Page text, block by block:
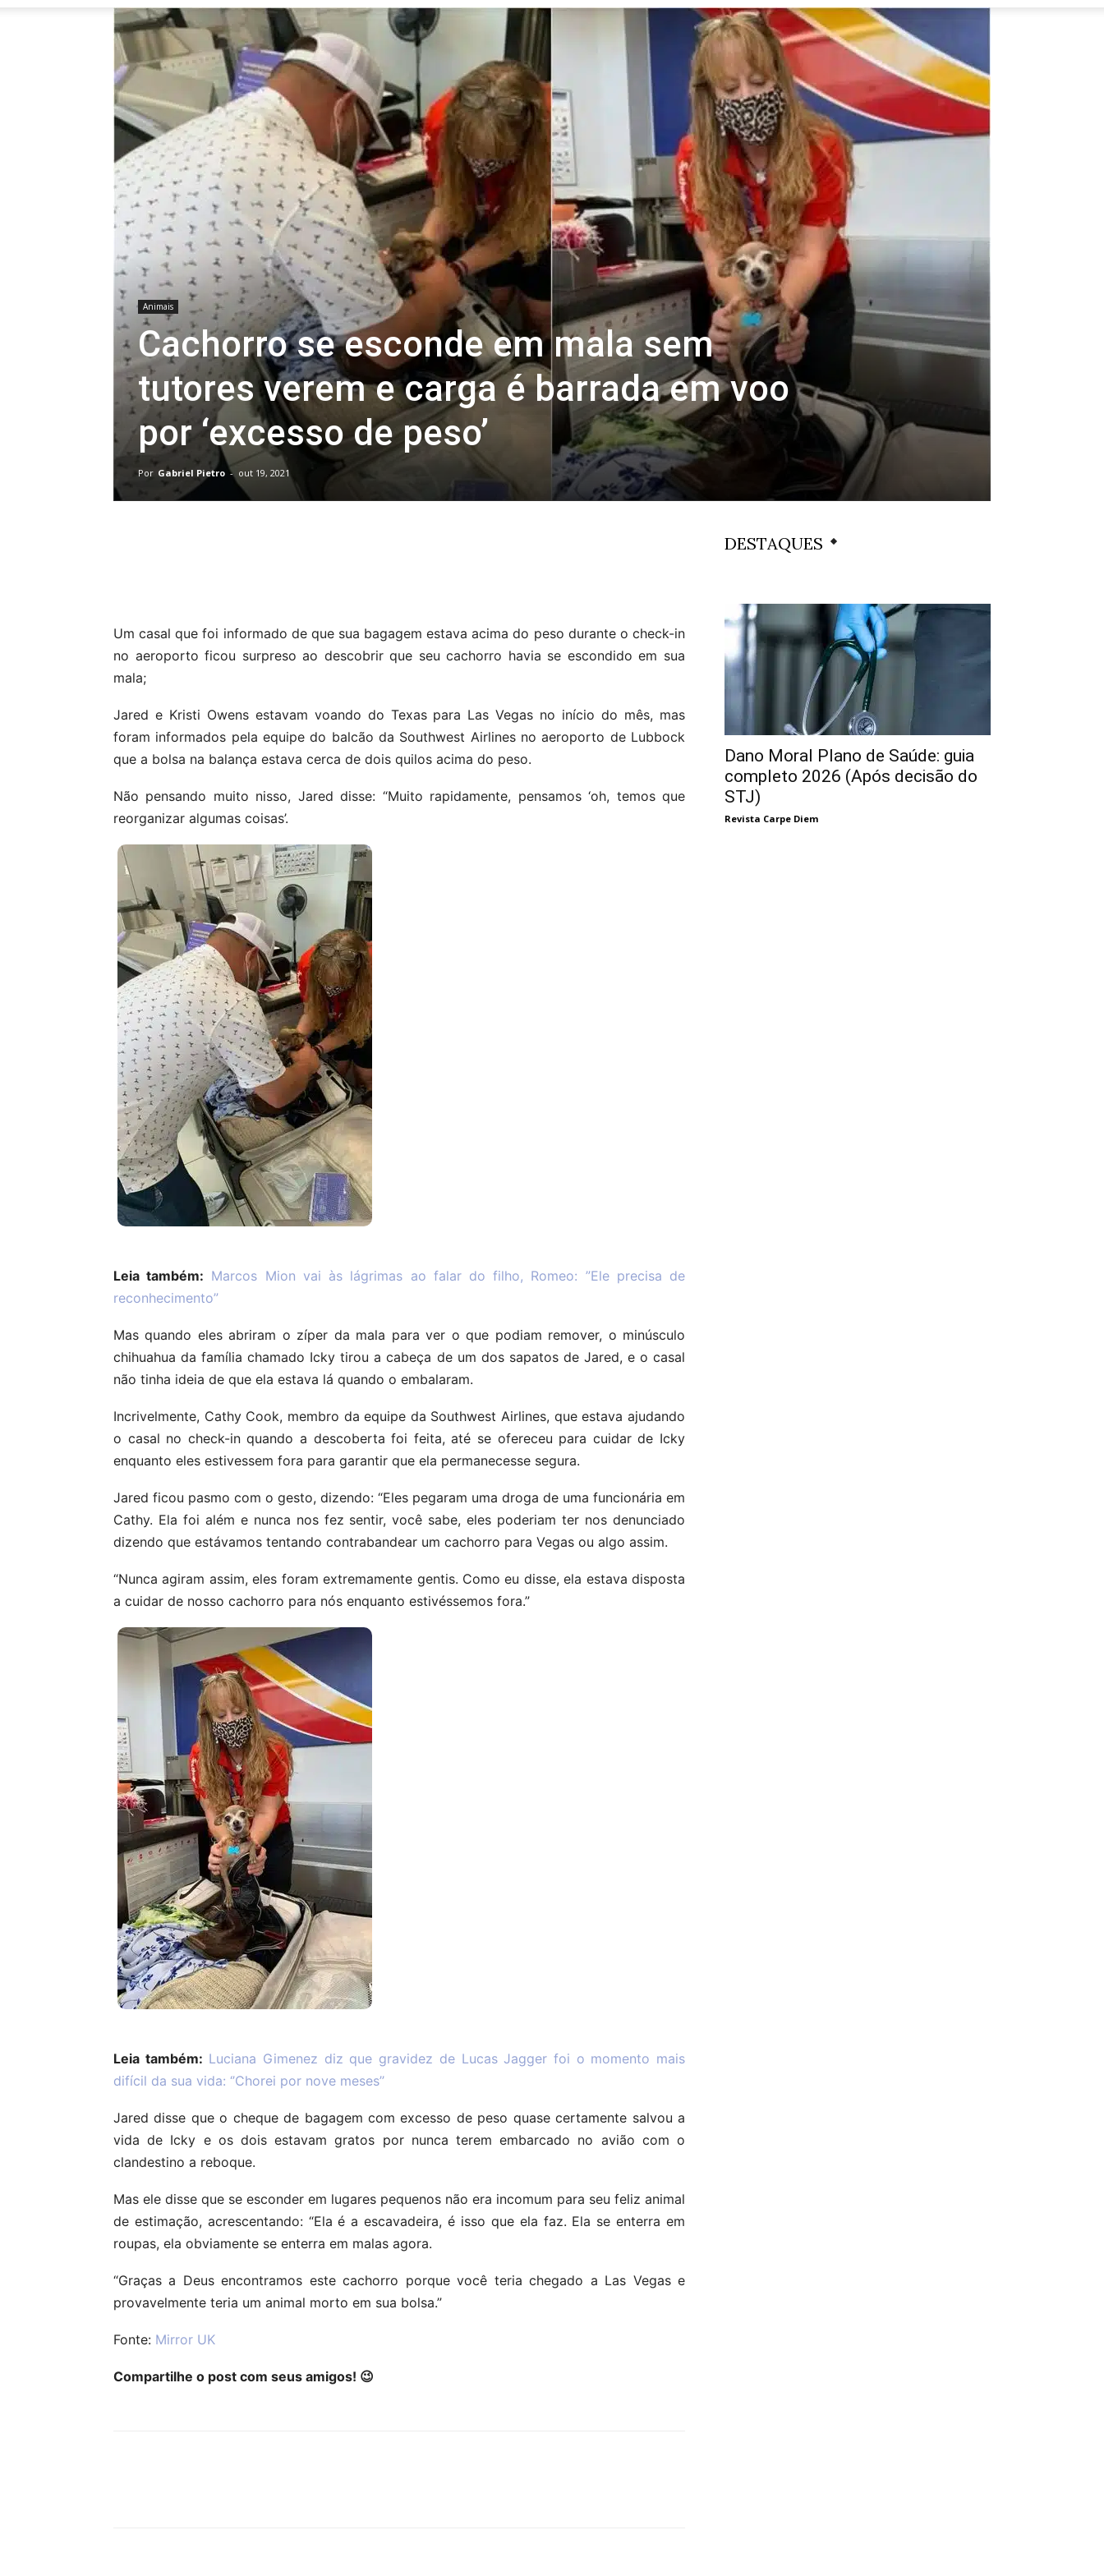
Carpe
Diem
Animais
Cachorro se esconde em mala sem
tutores verem e carga é barrada em voo
por ‘excesso de peso’
Por Gabriel Pietro - out 19, 2021
Um casal que foi informado de que sua bagagem estava acima do peso durante o check-in
no aeroporto ficou surpreso ao descobrir que seu cachorro havia se escondido em sua
mala;
Jared e Kristi Owens estavam voando do Texas para Las Vegas no início do mês, mas
foram informados pela equipe do balcão da Southwest Airlines no aeroporto de Lubbock
que a bolsa na balança estava cerca de dois quilos acima do peso.
Não pensando muito nisso, Jared disse: “Muito rapidamente, pensamos ‘oh, temos que
reorganizar algumas coisas’.
Leia também: Marcos Mion vai às lágrimas ao falar do filho, Romeo: ”Ele precisa de
reconhecimento”
Mas quando eles abriram o zíper da mala para ver o que podiam remover, o minúsculo
chihuahua da família chamado Icky tirou a cabeça de um dos sapatos de Jared, e o casal
não tinha ideia de que ela estava lá quando o embalaram.
Incrivelmente, Cathy Cook, membro da equipe da Southwest Airlines, que estava ajudando
o casal no check-in quando a descoberta foi feita, até se ofereceu para cuidar de Icky
enquanto eles estivessem fora para garantir que ela permanecesse segura.
Jared ficou pasmo com o gesto, dizendo: “Eles pegaram uma droga de uma funcionária em
Cathy. Ela foi além e nunca nos fez sentir, você sabe, eles poderiam ter nos denunciado
dizendo que estávamos tentando contrabandear um cachorro para Vegas ou algo assim.
“Nunca agiram assim, eles foram extremamente gentis. Como eu disse, ela estava disposta
a cuidar de nosso cachorro para nós enquanto estivéssemos fora.”
Leia também: Luciana Gimenez diz que gravidez de Lucas Jagger foi o momento mais
difícil da sua vida: ‘’Chorei por nove meses’’
Jared disse que o cheque de bagagem com excesso de peso quase certamente salvou a
vida de Icky e os dois estavam gratos por nunca terem embarcado no avião com o
clandestino a reboque.
Mas ele disse que se esconder em lugares pequenos não era incomum para seu feliz animal
de estimação, acrescentando: “Ela é a escavadeira, é isso que ela faz. Ela se enterra em
roupas, ela obviamente se enterra em malas agora.
“Graças a Deus encontramos este cachorro porque você teria chegado a Las Vegas e
provavelmente teria um animal morto em sua bolsa.”
Fonte: Mirror UK
Compartilhe o post com seus amigos! 😉
DESTAQUES
Dano Moral Plano de Saúde: guia
completo 2026 (Após decisão do
STJ)
Revista Carpe Diem